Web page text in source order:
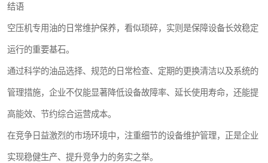
结语
空压机专用油的日常维护保养，看似琐碎，实则是保障设备长效稳定
运行的重要基石。
通过科学的油品选择、规范的日常检查、定期的更换清洁以及系统的
管理措施，企业不仅能显著降低设备故障率、延长使用寿命，还能提
高能效、节约综合运营成本。
在竞争日益激烈的市场环境中，注重细节的设备维护管理，正是企业
实现稳健生产、提升竞争力的务实之举。